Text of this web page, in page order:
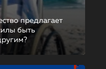
предлагает
быть